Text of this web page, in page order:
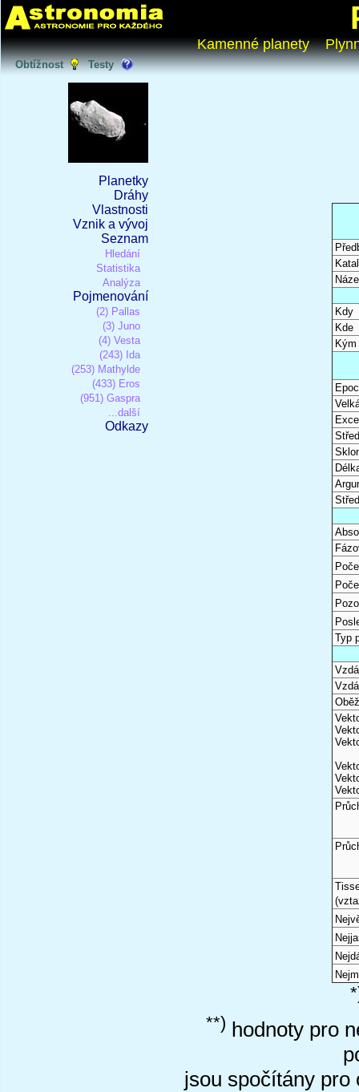
Kamenné planety
Obtížnost Testy
Planetky
Dráhy
Vlastnosti
Vznik a vývoj
Seznam
Hledání
Statistika
Analýza
Pojmenování
(2) Pallas
(3) Juno
(4) Vesta
(243) Ida
(253) Mathylde
(433) Eros
(951) Gaspra
...další
Odkazy
Kdy
Kde
Kým
Typ
**) hodnoty pro
jsou spočítány pro